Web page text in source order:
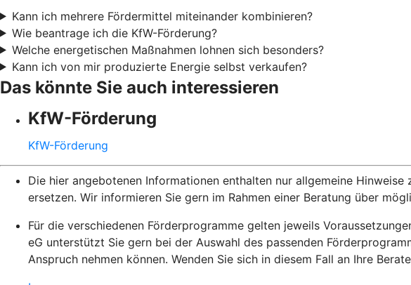
Kann ich mehrere Fördermittel miteinander kombinieren?
Wie beantrage ich die KfW-Förderung?
Welche energetischen Maßnahmen lohnen sich besonders?
Kann ich von mir produzierte Energie selbst verkaufen?
Das könnte Sie auch interessieren
KfW-Förderung
KfW-Förderung
Die hier angebotenen Informationen enthalten nur allgemeine
ersetzen. Wir informieren Sie gern im Rahmen einer Beratung über
Für die verschiedenen Förderprogramme gelten jeweils
eG unterstützt Sie gern bei der Auswahl des passenden
Anspruch nehmen können. Wenden Sie sich in diesem Fall an Ihre